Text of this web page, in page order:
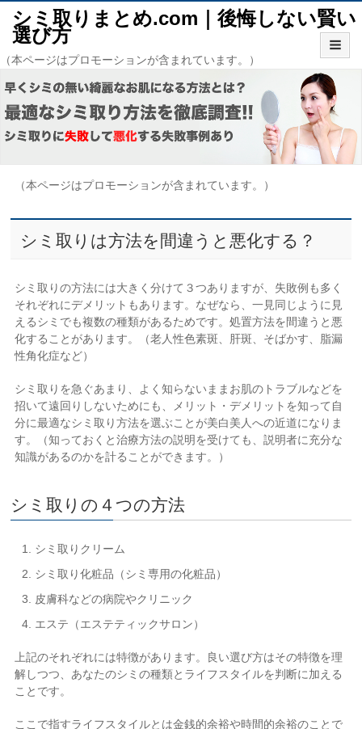
シミ取りまとめ.com｜後悔しない賢い
選び方
（本ページはプロモーションが含まれています。）
（本ページはプロモーションが含まれています。）
シミ取りは方法を間違うと悪化する？
シミ取りの方法には大きく分けて３つありますが、失敗例も多く
それぞれにデメリットもあります。なぜなら、一見同じように見
えるシミでも複数の種類があるためです。処置方法を間違うと悪
化することがあります。（老人性色素斑、肝斑、そばかす、脂漏
性角化症など）
シミ取りを急ぐあまり、よく知らないままお肌のトラブルなどを
招いて遠回りしないためにも、メリット・デメリットを知って自
分に最適なシミ取り方法を選ぶことが美白美人への近道になりま
す。（知っておくと治療方法の説明を受けても、説明者に充分な
知識があるのかを計ることができます。）
シミ取りの４つの方法
シミ取りクリーム
シミ取り化粧品（シミ専用の化粧品）
皮膚科などの病院やクリニック
エステ（エステティックサロン）
上記のそれぞれには特徴があります。良い選び方はその特徴を理
解しつつ、あなたのシミの種類とライフスタイルを判断に加える
ことです。
ここで指すライフスタイルとは金銭的余裕や時間的余裕のことで